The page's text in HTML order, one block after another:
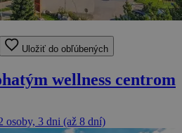
Uložiť do obľúbených
wellness centrom
osoby, 3 dni (až 8 dní)